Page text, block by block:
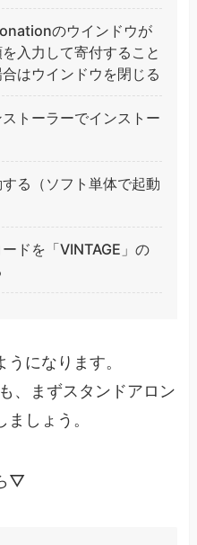
のウインドウが
入力して寄付すること
はウインドウを閉じる
トーラーでインストー
る（ソフト単体で起動
ドを「VINTAGE」の
になります。
、まずスタンドアロン
しょう。
▽